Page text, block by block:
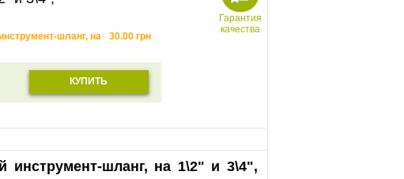
шланг, на
30.00 грн
КУПИТЬ
Гарантия
качества
шланг, на 1\2" и 3\4",